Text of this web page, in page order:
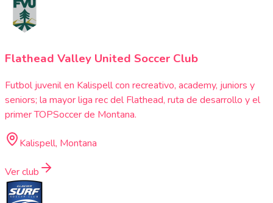
Flathead Valley United Soccer Club
Futbol juvenil en Kalispell con recreativo, academy, juniors y
seniors; la mayor liga rec del Flathead, ruta de desarrollo y el
primer TOPSoccer de Montana.
Kalispell, Montana
Ver club